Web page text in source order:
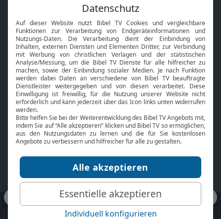
Neuigkeiten
Mobile App
Smart TV
HbbTV
Bibelthek Online-Bibel
Nächster Gottesdienst
Bibel TV
Über uns
Jobs
Mediadaten
Service
Kontakt
TV-Empfang
bibeltv.de: Impressum
Datenschutz
Nutzungsbedingungen